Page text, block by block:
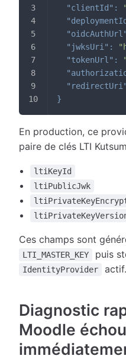
"clientId" :
"oidcAuthUrl"
"jwksUri" :
"tokenUrl" :
"redirectUri"
}
En production, ce
paire de clés LTI
ltiKeyId
ltiPublicJwk
Ces champs sont
LTI_MASTER_KEY puis
IdentityProvider actif.
Diagnostic
Moodle